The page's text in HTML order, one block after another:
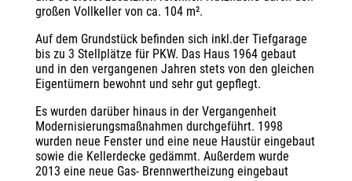
großen Vollkeller von ca. 104 m².
Auf dem Grundstück befinden sich inkl.der Tiefgarage
bis zu 3 Stellplätze für PKW. Das Haus 1964 gebaut
und in den vergangenen Jahren stets von den gleichen
Eigentümern bewohnt und sehr gut gepflegt.
Es wurden darüber hinaus in der Vergangenheit
Modernisierungsmaßnahmen durchgeführt. 1998
wurden neue Fenster und eine neue Haustür eingebaut
sowie die Kellerdecke gedämmt. Außerdem wurde
2013 eine neue Gas- Brennwertheizung eingebaut